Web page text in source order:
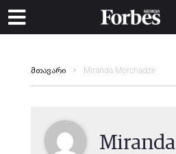
მთავარი Miranda Morchadze
Miranda